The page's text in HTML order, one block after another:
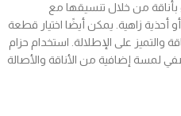
بأناقة من خلال تنسيقها مع
أحذية زاهية. يمكن أيضًا اختيار قطعة
على الإطلالة. استخدام حزام
لمسة إضافية من الأناقة والأصالة